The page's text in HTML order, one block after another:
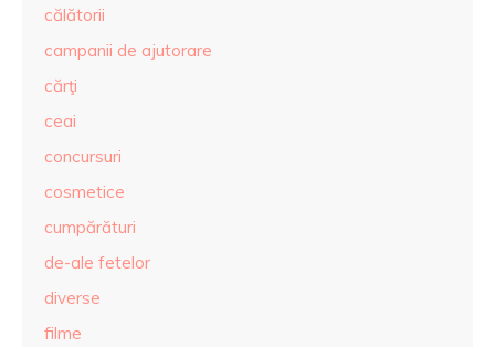
călătorii
campanii de ajutorare
cărţi
ceai
concursuri
cosmetice
cumpărături
de-ale fetelor
diverse
filme